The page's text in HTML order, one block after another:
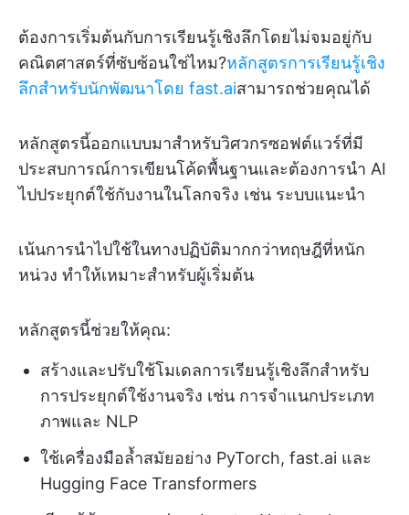
ต้องการเริ่มต้นกับการเรียนรู้เชิงลึกโดยไม่จมอยู่กับ
คณิตศาสตร์ที่ซับซ้อนใช่ไหม?หลักสูตรการเรียนรู้เชิง
ลึกสำหรับนักพัฒนาโดย fast.aiสามารถช่วยคุณได้
หลักสูตรนี้ออกแบบมาสำหรับวิศวกรซอฟต์แวร์ที่มี
ประสบการณ์การเขียนโค้ดพื้นฐานและต้องการนำ AI
ไปประยุกต์ใช้กับงานในโลกจริง เช่น ระบบแนะนำ
เน้นการนำไปใช้ในทางปฏิบัติมากกว่าทฤษฎีที่หนัก
หน่วง ทำให้เหมาะสำหรับผู้เริ่มต้น
หลักสูตรนี้ช่วยให้คุณ:
สร้างและปรับใช้โมเดลการเรียนรู้เชิงลึกสำหรับ
การประยุกต์ใช้งานจริง เช่น การจำแนกประเภท
ภาพและ NLP
ใช้เครื่องมือล้ำสมัยอย่าง PyTorch, fast.ai และ
Hugging Face Transformers